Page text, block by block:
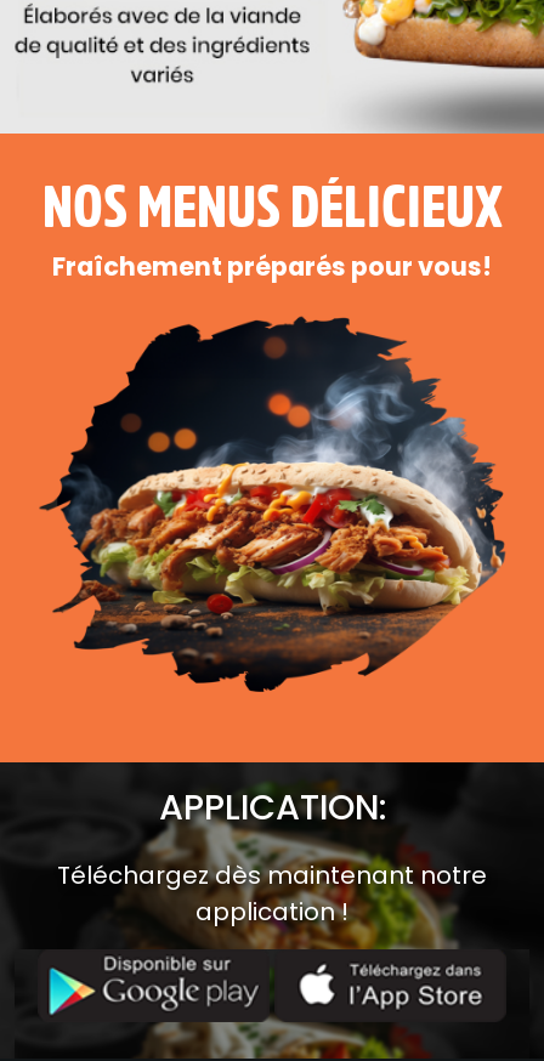
NOS MENUS DÉLICIEUX
Fraîchement préparés pour vous!
APPLICATION:
Téléchargez dès maintenant notre
application !